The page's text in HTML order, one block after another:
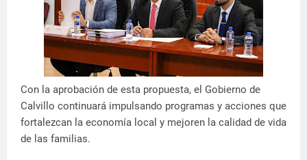
Con la aprobación de esta propuesta, el Gobierno de
Calvillo continuará impulsando programas y acciones que
fortalezcan la economía local y mejoren la calidad de vida
de las familias.